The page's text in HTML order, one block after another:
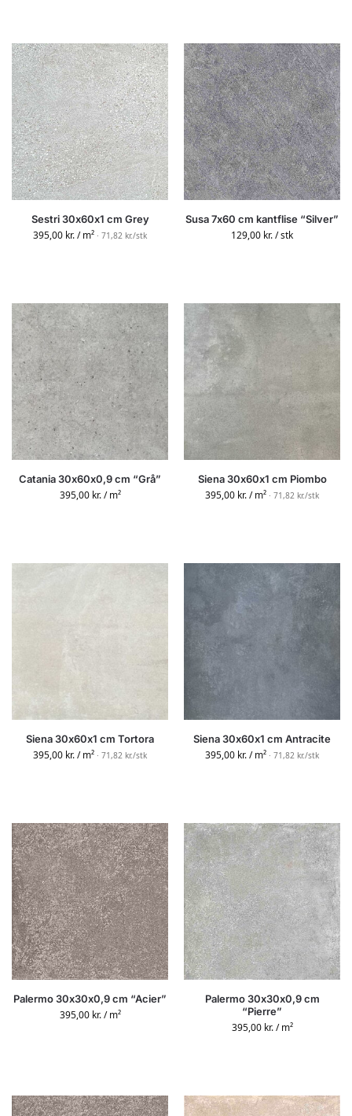
Sestri 30x60x1 cm Grey
395,00 kr./ m² · 71,82 kr./stk
Susa 7x60 cm kantflise “Silver”
129,00 kr./ stk
Catania 30x60x0,9 cm “Grå”
395,00 kr. / m²
Siena 30x60x1 cm Piombo
395,00 kr./ m² · 71,82 kr./stk
Siena 30x60x1 cm Tortora
395,00 kr./ m² · 71,82 kr./stk
Siena 30x60x1 cm Antracite
395,00 kr./ m² · 71,82 kr./stk
Palermo 30x30x0,9 cm “Acier”
395,00 kr. / m²
Palermo 30x30x0,9 cm
“Pierre”
395,00 kr. / m²